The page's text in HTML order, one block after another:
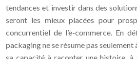
tendances et investir dans des
seront les mieux placées pour
concurrentiel de l’e-commerce. En
packaging ne se résume pas seulement